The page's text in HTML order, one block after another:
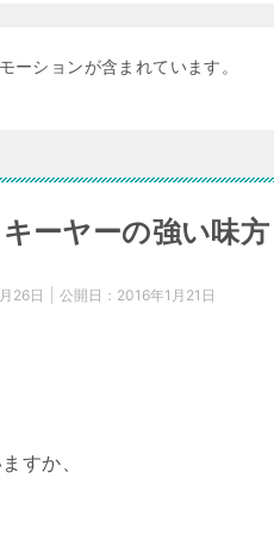
ーションが含まれています。
ーヤーの強い味方
26日 公開日： 2016年1月21日
すか、